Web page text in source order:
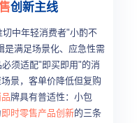
创新主线
中年轻消费者"小酌不
是满足场景化、应急性需
须适配"即买即用"的消
景，客单价降低但复购
牌具有普适性：小包
即时零售产品创新的三条